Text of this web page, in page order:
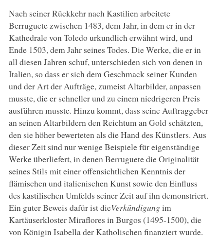
Nach seiner Rückkehr nach Kastilien arbeitete
Berruguete zwischen 1483, dem Jahr, in dem er in der
Kathedrale von Toledo urkundlich erwähnt wird, und
Ende 1503, dem Jahr seines Todes. Die Werke, die er in
all diesen Jahren schuf, unterschieden sich von denen in
Italien, so dass er sich dem Geschmack seiner Kunden
und der Art der Aufträge, zumeist Altarbilder, anpassen
musste, die er schneller und zu einem niedrigeren Preis
ausführen musste. Hinzu kommt, dass seine Auftraggeber
an seinen Altarbildern den Reichtum an Gold schätzten,
den sie höher bewerteten als die Hand des Künstlers. Aus
dieser Zeit sind nur wenige Beispiele für eigenständige
Werke überliefert, in denen Berruguete die Originalität
seines Stils mit einer offensichtlichen Kenntnis der
flämischen und italienischen Kunst sowie den Einfluss
des kastilischen Umfelds seiner Zeit auf ihn demonstriert.
Ein guter Beweis dafür ist dieVerkündigungim
Kartäuserkloster Miraflores in Burgos (1495-1500), die
von Königin Isabella der Katholischen finanziert wurde.